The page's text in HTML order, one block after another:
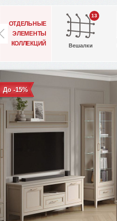
ОТДЕЛЬНЫЕ
ЭЛЕМЕНТЫ
КОЛЛЕКЦИЙ
13
Вешалки
До -15%